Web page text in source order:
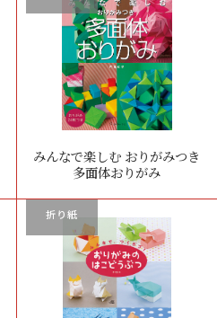
みんなで楽しむ おりがみつき
多面体おりがみ
折り紙